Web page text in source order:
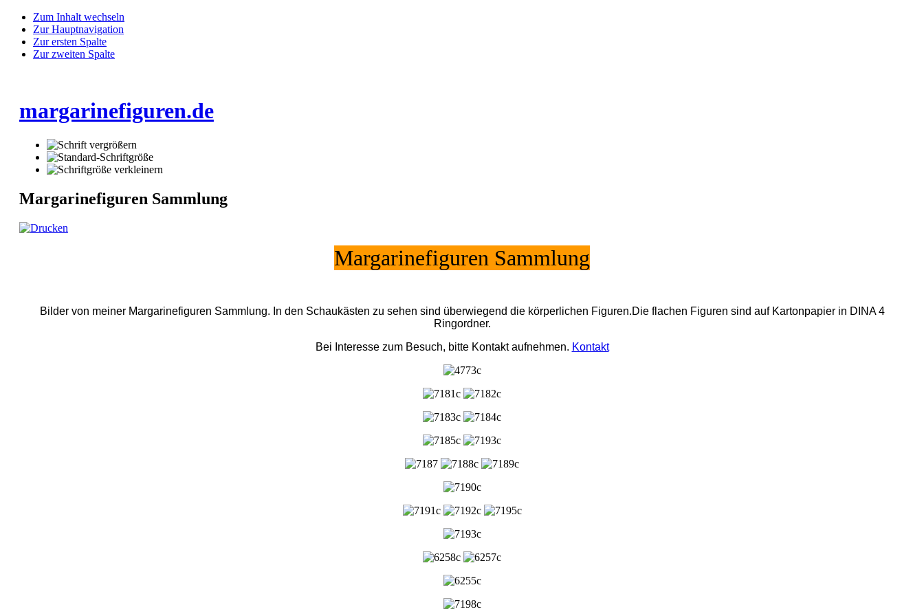
Zum Inhalt wechseln
Zur Hauptnavigation
Zur ersten Spalte
Zur zweiten Spalte
margarinefiguren.de
Margarinefiguren Sammlung
Margarinefiguren Sammlung
Bilder von meiner Margarinefiguren Sammlung. In den Schaukästen zu sehen sind überwiegend die körperlichen Figuren.Die flachen Figuren sind auf Kartonpapier in DINA 4
Ringordner.
Bei Interesse zum Besuch, bitte Kontakt aufnehmen. Kontakt